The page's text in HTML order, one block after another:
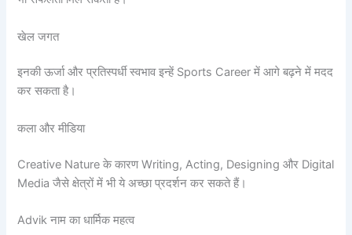
खेल जगत
इनकी ऊर्जा और प्रतिस्पर्धी स्वभाव इन्हें Sports Career में आगे बढ़ने में मदद
कर सकता है।
कला और मीडिया
Creative Nature के कारण Writing, Acting, Designing और Digital
Media जैसे क्षेत्रों में भी ये अच्छा प्रदर्शन कर सकते हैं।
Advik नाम का धार्मिक महत्व